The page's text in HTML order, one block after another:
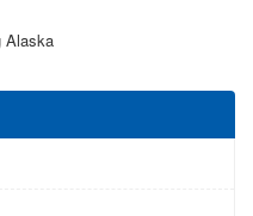
Alaska